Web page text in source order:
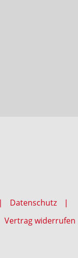
Datenschutz
Vertrag widerrufen